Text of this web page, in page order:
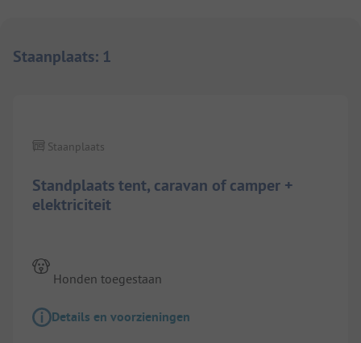
Staanplaats: 1
Standplaats tent, caravan of camper +
elektriciteit
Staanplaats
Honden toegestaan
Details en voorzieningen